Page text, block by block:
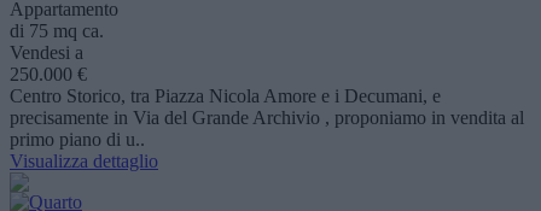
Appartamento
di 75 mq ca.
Vendesi a
250.000 €
Centro Storico, tra Piazza Nicola Amore e i Decumani, e
precisamente in Via del Grande Archivio , proponiamo in vendita al
primo piano di u..
Visualizza dettaglio